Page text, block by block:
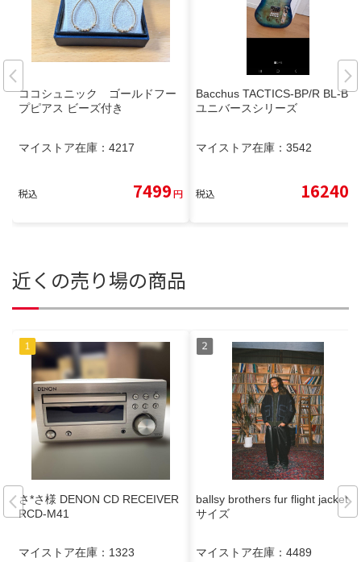
ココシュニック ゴールドフー
プピアス ビーズ付き
マイストア在庫： 4217
税込 7499円
Bacchus TACTICS-BP/R BL-B
ユニバースシリーズ
マイストア在庫： 3542
税込 16240
近くの売り場の商品
さ*さ様 DENON CD RECEIVER
RCD-M41
マイストア在庫： 1323
ballsy brothers fur flight jacket L
サイズ
マイストア在庫： 4489